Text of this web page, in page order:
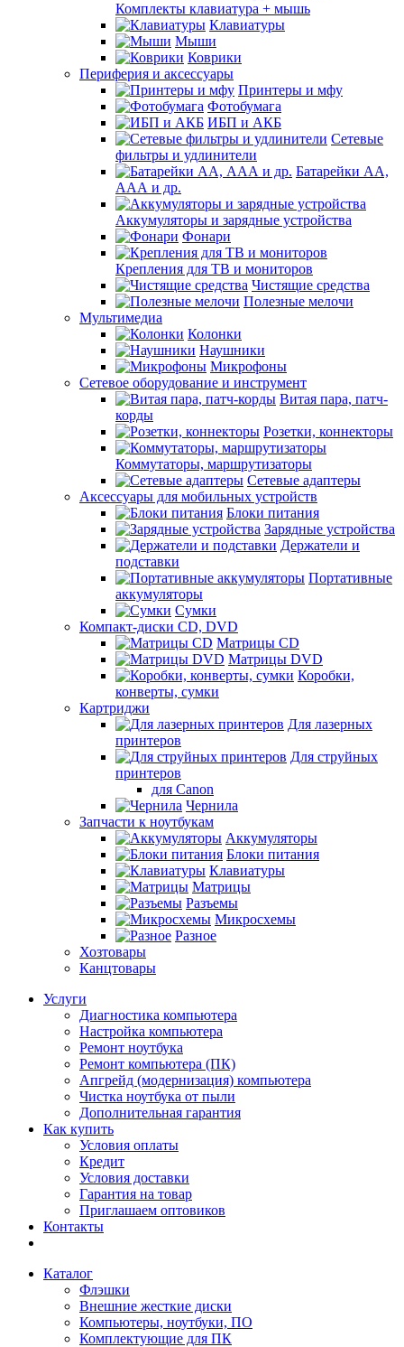
Комплекты клавиатура + мышь
Клавиатуры
Мыши
Коврики
Периферия и аксессуары
Принтеры и мфу
Фотобумага
ИБП и АКБ
Сетевые
фильтры и удлинители
Батарейки АА,
ААА и др.
Аккумуляторы и зарядные устройства
Фонари
Крепления для ТВ и мониторов
Чистящие средства
Полезные мелочи
Мультимедиа
Колонки
Наушники
Микрофоны
Сетевое оборудование и инструмент
Витая пара, патч-
корды
Розетки, коннекторы
Коммутаторы, маршрутизаторы
Сетевые адаптеры
Аксессуары для мобильных устройств
Блоки питания
Зарядные устройства
Держатели и
подставки
Портативные
аккумуляторы
Сумки
Компакт-диски CD, DVD
Матрицы CD
Матрицы DVD
Коробки,
конверты, сумки
Картриджи
Для лазерных
принтеров
Для струйных
принтеров
для Canon
Чернила
Запчасти к ноутбукам
Аккумуляторы
Блоки питания
Клавиатуры
Матрицы
Разъемы
Микросхемы
Разное
Хозтовары
Канцтовары
Услуги
Диагностика компьютера
Настройка компьютера
Ремонт ноутбука
Ремонт компьютера (ПК)
Апгрейд (модернизация) компьютера
Чистка ноутбука от пыли
Дополнительная гарантия
Как купить
Условия оплаты
Кредит
Условия доставки
Гарантия на товар
Приглашаем оптовиков
Контакты
Каталог
Флэшки
Внешние жесткие диски
Компьютеры, ноутбуки, ПО
Комплектующие для ПК